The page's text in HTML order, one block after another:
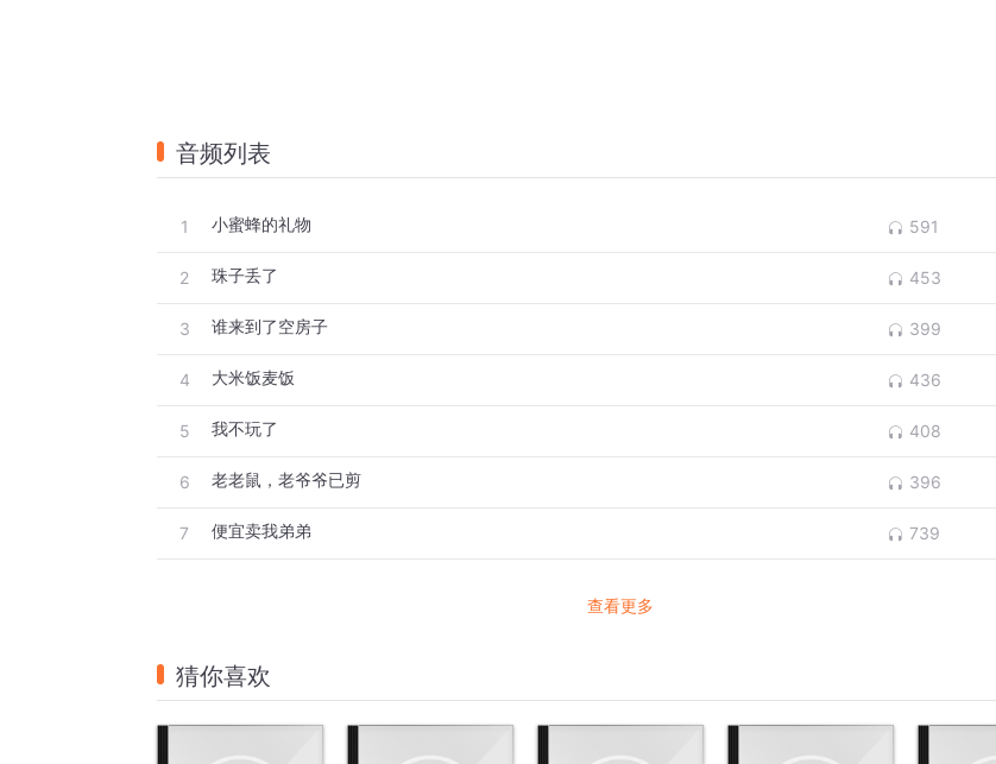
音频列表
1 小蜜蜂的礼物 591
2 珠子丢了 453
3 谁来到了空房子 399
4 大米饭麦饭 436
5 我不玩了 408
6 老老鼠，老爷爷已剪 396
7 便宜卖我弟弟 739
查看更多
猜你喜欢